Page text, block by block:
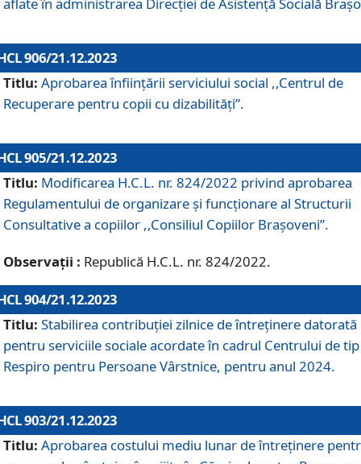
aflate în administrarea Direcției de Asistență Socială
906/21.12.2023
Titlu: Aprobarea înființării serviciului social ,,Centrul de
Recuperare pentru copii cu dizabilități”.
905/21.12.2023
Titlu: Modificarea H.C.L. nr. 824/2022 privind aprobarea
Regulamentului de organizare şi funcţionare al Structurii
Consultative a copiilor ,,Consiliul Copiilor Braşoveni”.
Observații : Republică H.C.L. nr. 824/2022.
904/21.12.2023
Titlu: Stabilirea contribuţiei zilnice de întreținere datorată
pentru serviciile sociale acordate în cadrul Centrului de tip
Respiro pentru Persoane Vârstnice, pentru anul 2024.
903/21.12.2023
Titlu: Aprobarea costului mediu lunar de întreţinere